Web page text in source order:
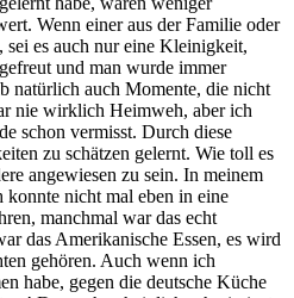
Wenn einer aus der Familie oder
sei es auch nur eine Kleinigkeit,
und man wurde immer
natürlich auch Momente, die nicht
nie wirklich Heimweh, aber ich
schon vermisst. Durch diese
zu schätzen gelernt. Wie toll es
angewiesen zu sein. In meinem
konnte nicht mal eben in eine
manchmal war das echt
das Amerikanische Essen, es wird
gehören. Auch wenn ich
habe, gegen die deutsche Küche